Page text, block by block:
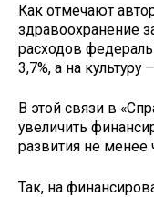
Как отмечают
здравоохранение
расходов
3,7%, а на культуру
В этой связи в
увеличить
развития не менее
Так, на